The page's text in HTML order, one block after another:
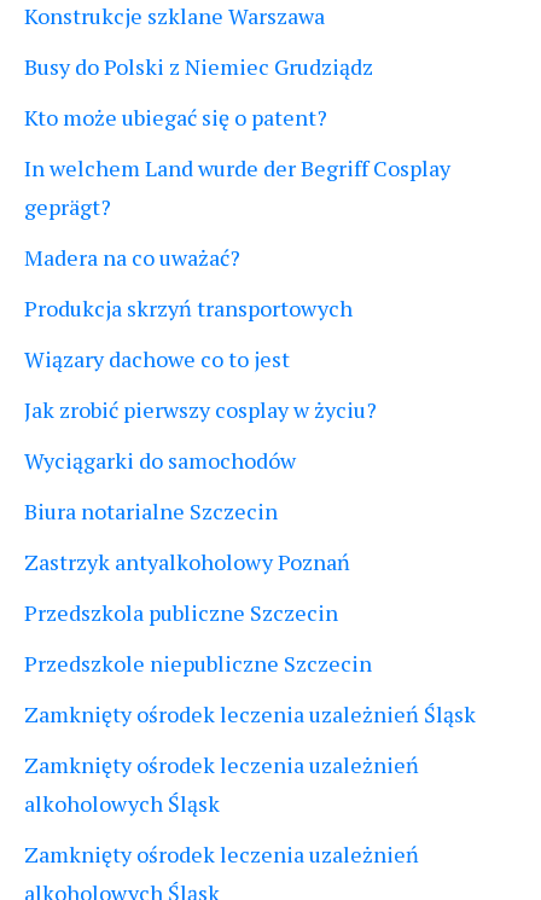
Konstrukcje szklane Warszawa
Busy do Polski z Niemiec Grudziądz
Kto może ubiegać się o patent?
In welchem Land wurde der Begriff Cosplay
geprägt?
Madera na co uważać?
Produkcja skrzyń transportowych
Wiązary dachowe co to jest
Jak zrobić pierwszy cosplay w życiu?
Wyciągarki do samochodów
Biura notarialne Szczecin
Zastrzyk antyalkoholowy Poznań
Przedszkola publiczne Szczecin
Przedszkole niepubliczne Szczecin
Zamknięty ośrodek leczenia uzależnień Śląsk
Zamknięty ośrodek leczenia uzależnień
alkoholowych Śląsk
Zamknięty ośrodek leczenia uzależnień
alkoholowych Śląsk